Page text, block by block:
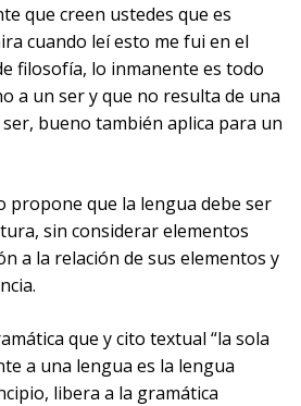
que creen ustedes que es
cuando leí esto me fui en el
filosofía, lo inmanente es todo
a un ser y que no resulta de una
bueno también aplica para un
propone que la lengua debe ser
sin considerar elementos
a la relación de sus elementos y
que y cito textual “la sola
a una lengua es la lengua
libera a la gramática